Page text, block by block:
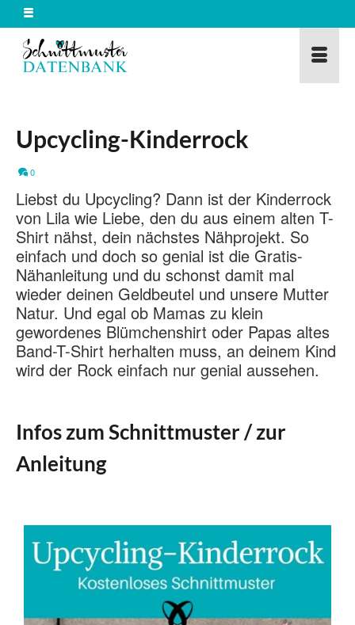
Upcycling-Kinderrock
0
Liebst du Upcycling? Dann ist der Kinderrock
von Lila wie Liebe, den du aus einem alten T-
Shirt nähst, dein nächstes Nähprojekt. So
einfach und doch so genial ist die Gratis-
Nähanleitung und du schonst damit mal
wieder deinen Geldbeutel und unsere Mutter
Natur. Und egal ob Mamas zu klein
gewordenes Blümchenshirt oder Papas altes
Band-T-Shirt herhalten muss, an deinem Kind
wird der Rock einfach nur genial aussehen.
Infos zum Schnittmuster / zur
Anleitung